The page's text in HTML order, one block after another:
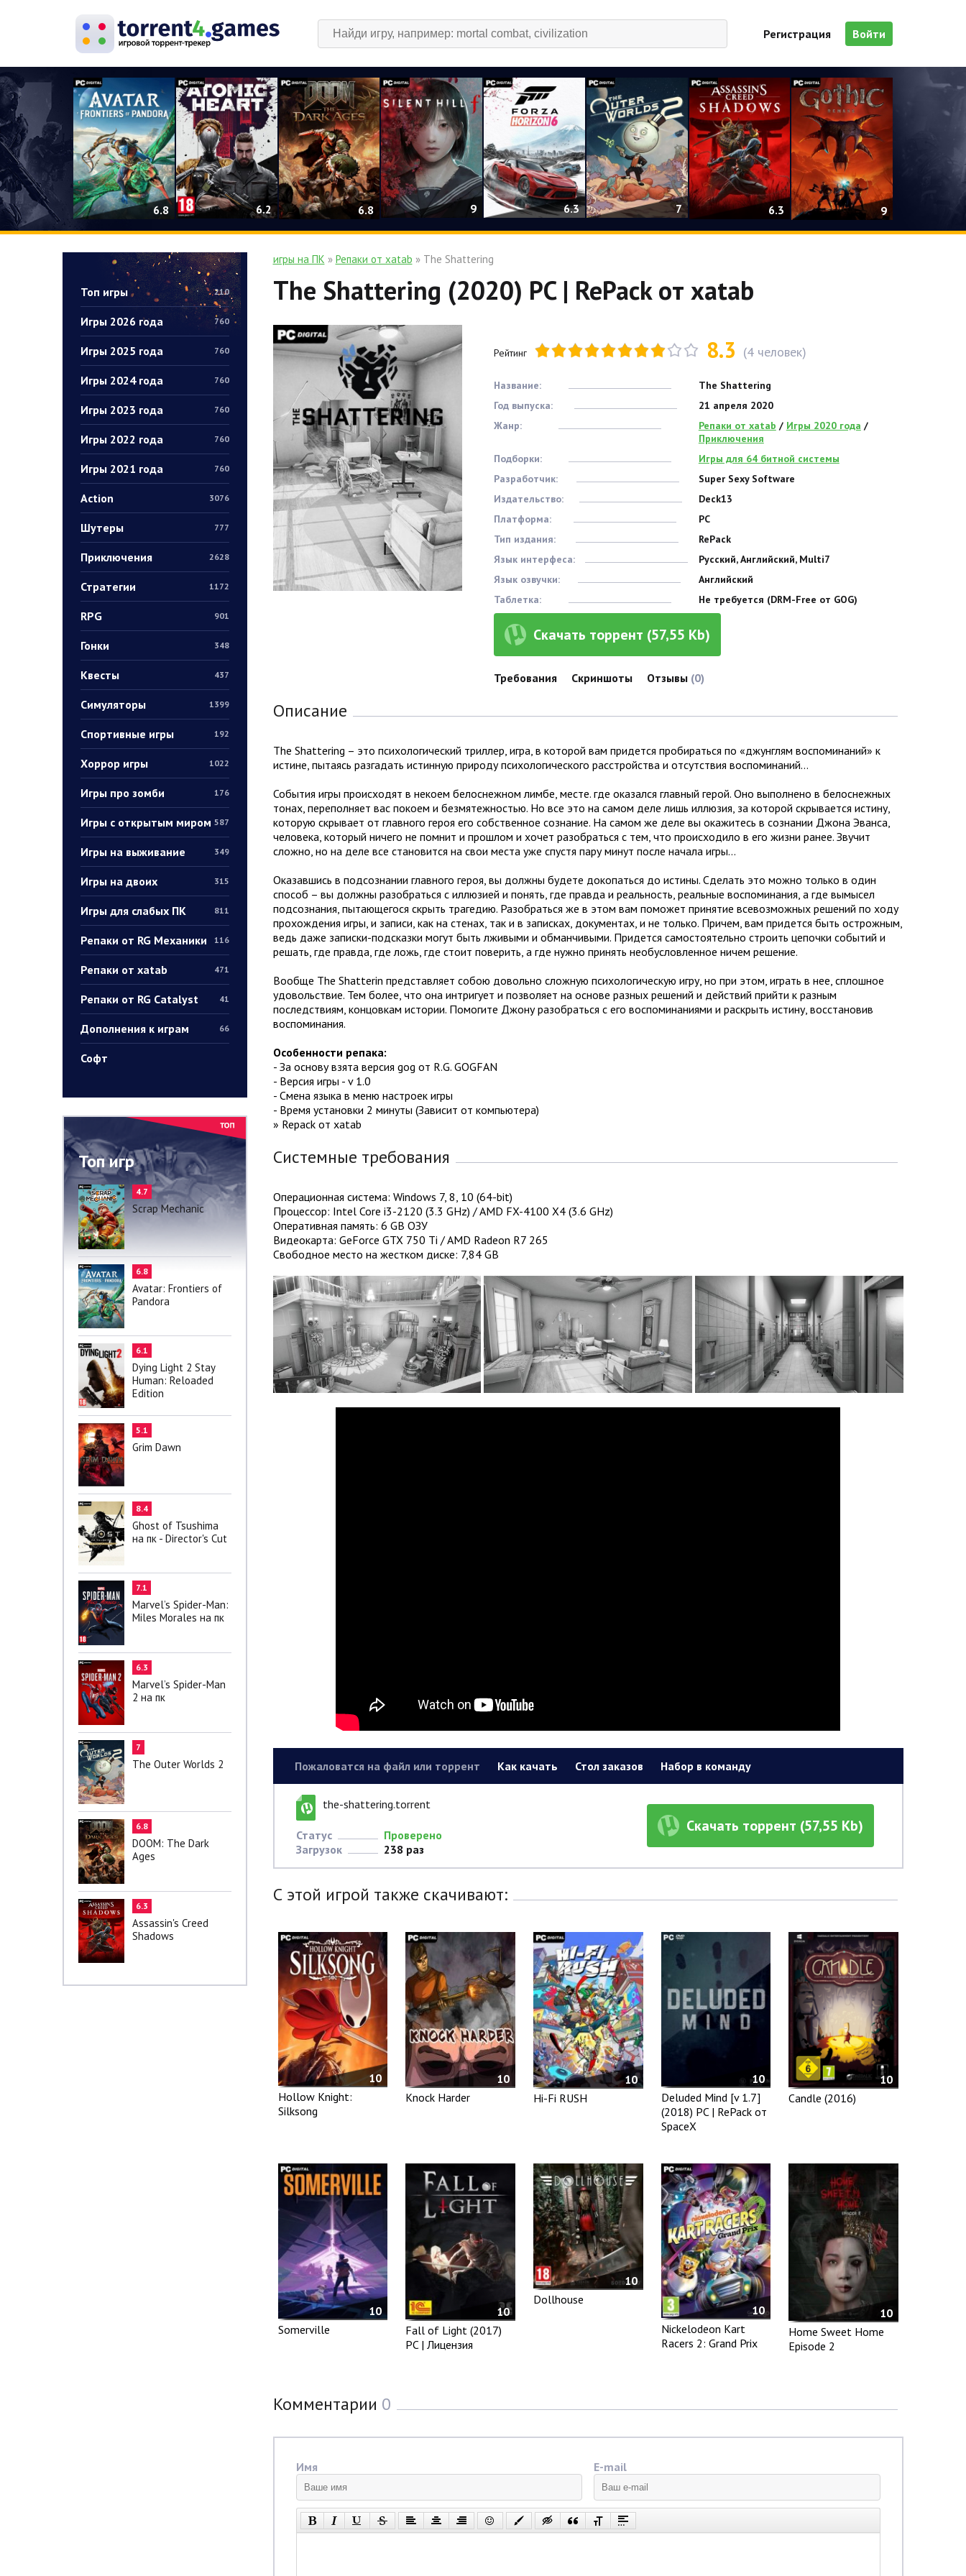
Регистрация Войти
6.8 6.2 6.8 9 6.3 7 6.3 9
Топ игры 210
Игры 2026 года 760
Игры 2025 года 760
Игры 2024 года 760
Игры 2023 года 760
Игры 2022 года 760
Игры 2021 года 760
Action 3076
Шутеры 777
Приключения 2628
Стратегии 1172
RPG 901
Гонки 348
Квесты 437
Симуляторы 1399
Спортивные игры 192
Хоррор игры 1022
Игры про зомби 176
Игры с открытым миром 587
Игры на выживание 349
Игры на двоих 315
Игры для слабых ПК 811
Репаки от RG Механики 116
Репаки от xatab 471
Репаки от RG Catalyst 41
Дополнения к играм 66
Софт
Топ игр
4.7
Scrap Mechanic
6.8
Avatar: Frontiers of
Pandora
6.1
Dying Light 2 Stay
Human: Reloaded
Edition
5.1
Grim Dawn
8.4
Ghost of Tsushima
на пк - Director's Cut
7.1
Marvel’s Spider-Man:
Miles Morales на пк
6.3
Marvel’s Spider-Man
2 на пк
7
The Outer Worlds 2
6.8
DOOM: The Dark
Ages
6.3
Assassin's Creed
Shadows
игры на ПК » Репаки от xatab » The Shattering
The Shattering (2020) PC | RePack от xatab
Рейтинг 8.3 (4человек)
Название:
The Shattering
Год выпуска:
21 апреля 2020
Жанр:
Репаки от xatab / Игры 2020 года /
Приключения
Подборки:
Игры для 64 битной системы
Разработчик:
Super Sexy Software
Издательство:
Deck13
Платформа:
PC
Тип издания:
RePack
Язык интерфеса:
Русский, Английский, Multi7
Язык озвучки:
Английский
Таблетка:
Не требуется (DRM-Free от GOG)
Скачать торрент (57,55 Kb)
Требования Скриншоты Отзывы (0)
Описание
The Shattering – это психологический триллер, игра, в которой вам придется пробираться по «джунглям воспоминаний» к
истине, пытаясь разгадать истинную природу психологического расстройства и отсутствия воспоминаний…
События игры происходят в некоем белоснежном лимбе, месте. где оказался главный герой. Оно выполнено в белоснежных
тонах, переполняет вас покоем и безмятежностью. Но все это на самом деле лишь иллюзия, за которой скрывается истину,
которую скрывает от главного героя его собственное сознание. На самом же деле вы окажитесь в сознании Джона Эванса,
человека, который ничего не помнит и прошлом и хочет разобраться с тем, что происходило в его жизни ранее. Звучит
сложно, но на деле все становится на свои места уже спустя пару минут после начала игры…
Оказавшись в подсознании главного героя, вы должны будете докопаться до истины. Сделать это можно только в один
способ – вы должны разобраться с иллюзией и понять, где правда и реальность, реальные воспоминания, а где вымысел
подсознания, пытающегося скрыть трагедию. Разобраться же в этом вам поможет принятие всевозможных решений по ходу
прохождения игры, и записи, как на стенах, так и в записках, документах, и не только. Причем, вам придется быть острожным,
ведь даже записки-подсказки могут быть лживыми и обманчивыми. Придется самостоятельно строить цепочки событий и
решать, где правда, где ложь, где стоит поверить, а где нужно принять необусловленное ничем решение.
Вообще The Shatterin представляет собою довольно сложную психологическую игру, но при этом, играть в нее, сплошное
удовольствие. Тем более, что она интригует и позволяет на основе разных решений и действий прийти к разным
последствиям, концовкам истории. Помогите Джону разобраться с его воспоминаниями и раскрыть истину, восстановив
воспоминания.
Особенности репака:
- За основу взята версия gog от R.G. GOGFAN
- Версия игры - v 1.0
- Смена языка в меню настроек игры
- Время установки 2 минуты (Зависит от компьютера)
» Repack от xatab
Системные требования
Операционная система: Windows 7, 8, 10 (64-bit)
Процессор: Intel Core i3-2120 (3.3 GHz) / AMD FX-4100 X4 (3.6 GHz)
Оперативная память: 6 GB ОЗУ
Видеокарта: GeForce GTX 750 Ti / AMD Radeon R7 265
Свободное место на жестком диске: 7,84 GB
Пожаловатся на файл или торрент Как качать Стол заказов Набор в команду
the-shattering.torrent
Статус
Проверено
Загрузок
238 раз
Скачать торрент (57,55 Kb)
С этой игрой также скачивают:
10
Hollow Knight:
Silksong
10
Knock Harder
10
Hi-Fi RUSH
10
Deluded Mind [v 1.7]
(2018) PC | RePack от
SpaceX
10
Candle (2016)
10
Somerville
10
Fall of Light (2017)
PC | Лицензия
10
Dollhouse
10
Nickelodeon Kart
Racers 2: Grand Prix
10
Home Sweet Home
Episode 2
Комментарии 0
Имя E-mail